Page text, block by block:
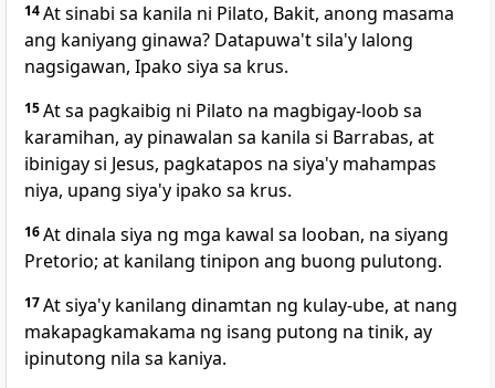
14At sinabi sa kanila ni Pilato, Bakit, anong masama
ang kaniyang ginawa? Datapuwa't sila'y lalong
nagsigawan, Ipako siya sa krus.
15At sa pagkaibig ni Pilato na magbigay-loob sa
karamihan, ay pinawalan sa kanila si Barrabas, at
ibinigay si Jesus, pagkatapos na siya'y mahampas
niya, upang siya'y ipako sa krus.
16At dinala siya ng mga kawal sa looban, na siyang
Pretorio; at kanilang tinipon ang buong pulutong.
17At siya'y kanilang dinamtan ng kulay-ube, at nang
makapagkamakama ng isang putong na tinik, ay
ipinutong nila sa kaniya.